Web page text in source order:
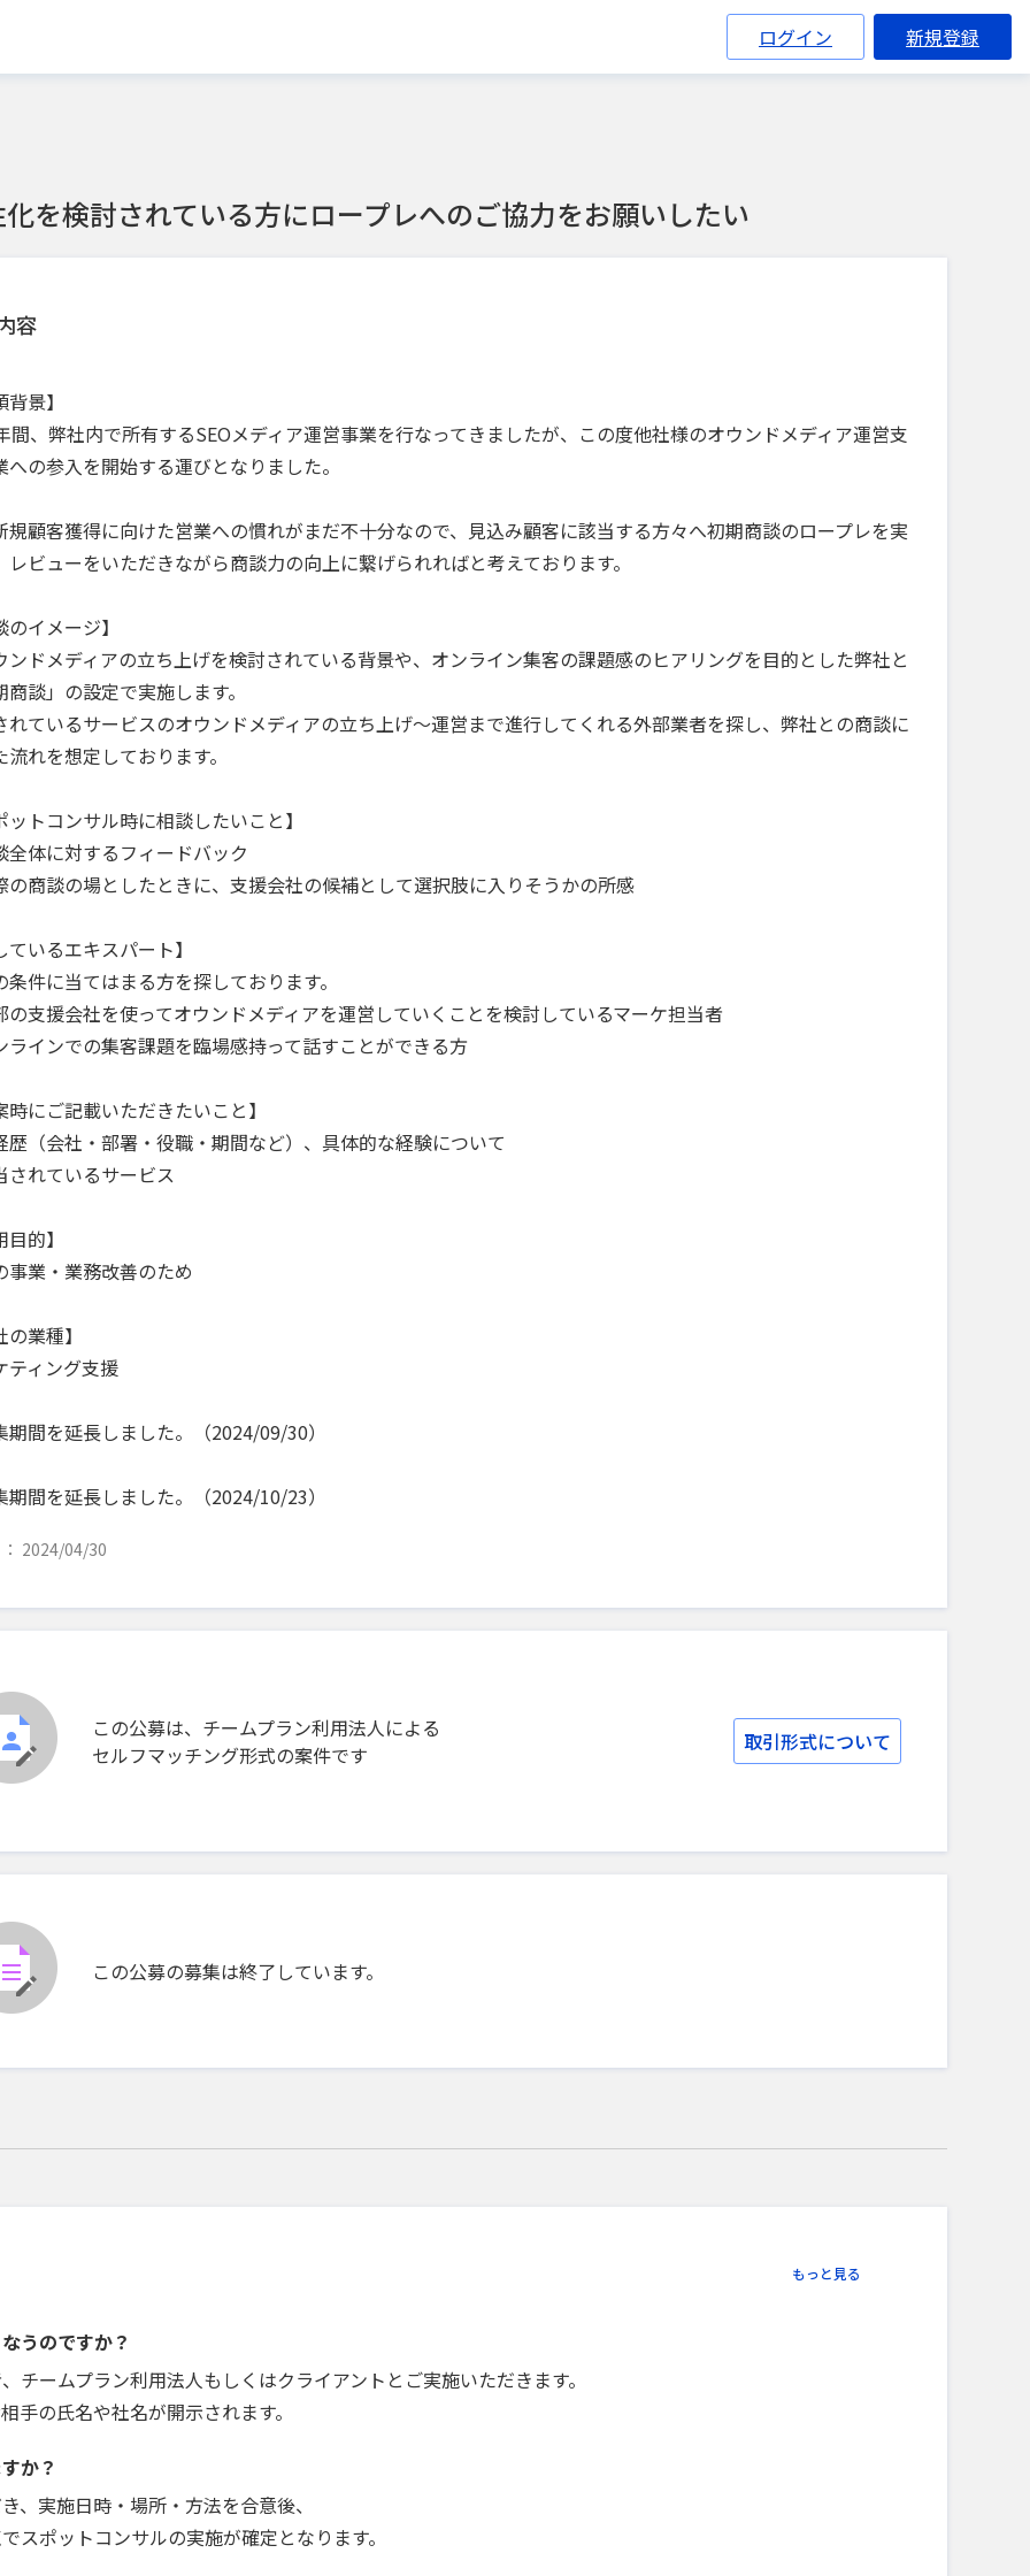
ログイン 新規登録
を検討されている方にロープレへのご協力をお願いしたい
容
景】
間、弊社内で所有するSEOメディア運営事業を行なってきましたが、この度他社様のオウンドメディア運営支
への参入を開始する運びとなりました。
規顧客獲得に向けた営業への慣れがまだ不十分なので、見込み顧客に該当する方々へ初期商談のロープレを実
レビューをいただきながら商談力の向上に繋げられればと考えております。
イメージ】
ンドメディアの立ち上げを検討されている背景や、オンライン集客の課題感のヒアリングを目的とした弊社と
商談」の設定で実施します。
れているサービスのオウンドメディアの立ち上げ〜運営まで進行してくれる外部業者を探し、弊社との商談に
流れを想定しております。
ットコンサル時に相談したいこと】
全体に対するフィードバック
の商談の場としたときに、支援会社の候補として選択肢に入りそうかの所感
ているエキスパート】
条件に当てはまる方を探しております。
の支援会社を使ってオウンドメディアを運営していくことを検討しているマーケ担当者
ラインでの集客課題を臨場感持って話すことができる方
時にご記載いただきたいこと】
歴（会社・部署・役職・期間など）、具体的な経験について
されているサービス
的】
事業・業務改善のため
業種】
ティング支援
間を延長しました。（2024/09/30）
間を延長しました。（2024/10/23）
2024/04/30
この公募は、チームプラン利用法人による
セルフマッチング形式の案件です
取引形式について
この公募の募集は終了しています。
もっと見る
うのですか？
チームプラン利用法人もしくはクライアントとご実施いただきます。
手の氏名や社名が開示されます。
か？
、実施日時・場所・方法を合意後、
スポットコンサルの実施が確定となります。